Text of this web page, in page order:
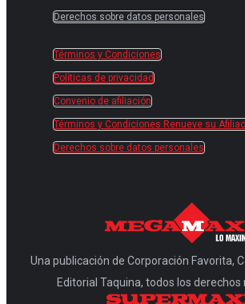
Derechos sobre datos personales
Términos y Condiciones
Políticas de privacidad
Convenio de afiliación
Términos y Condiciones Renueve su
Derechos sobre datos personales
Una publicación de Corporación Favorita,
Editorial Taquina, todos los derechos